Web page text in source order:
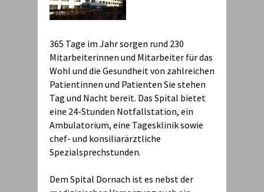
365 Tage im Jahr sorgen rund 230
Mitarbeiterinnen und Mitarbeiter für das
Wohl und die Gesundheit von zahlreichen
Patientinnen und Patienten Sie stehen
Tag und Nacht bereit. Das Spital bietet
eine 24-Stunden Notfallstation, ein
Ambulatorium, eine Tagesklinik sowie
chef- und konsiliarärztliche
Spezialsprechstunden.
Dem Spital Dornach ist es nebst der